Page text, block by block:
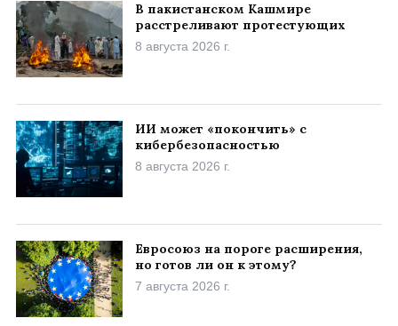
В пакистанском Кашмире
расстреливают протестующих
8 августа 2026 г.
ИИ может «покончить» с
кибербезопасностью
8 августа 2026 г.
Евросоюз на пороге расширения,
но готов ли он к этому?
7 августа 2026 г.